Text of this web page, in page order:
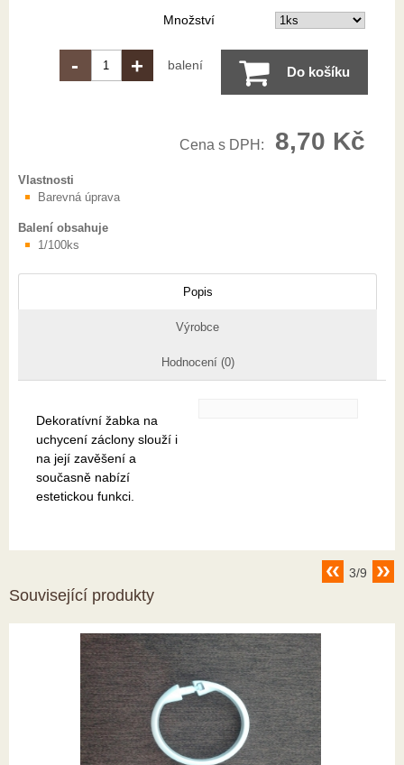
Množství
- + balení Do košíku
Cena s DPH: 8,70 Kč
Vlastnosti
Barevná úprava
Balení obsahuje
1/100ks
Popis
Výrobce
Hodnocení (0)
Dekoratívní žabka na
uchycení záclony slouží i
na její zavěšení a
současně nabízí
estetickou funkci.
3/9
Související produkty